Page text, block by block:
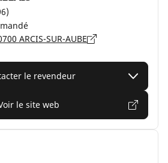
ARCIS-SUR-AUBE
le revendeur
le site web